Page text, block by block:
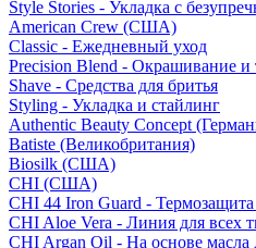
Style Stories - Укладка с
American Crew (США)
Classic - Ежедневный уход
Precision Blend - Окрашивание и
Shave - Средства для бритья
Styling - Укладка и стайлинг
Authentic Beauty Concept
Batiste (Великобритания)
Biosilk (США)
CHI (США)
CHI 44 Iron Guard - Термозащита
CHI Aloe Vera - Линия для всех
CHI Argan Oil - На основе